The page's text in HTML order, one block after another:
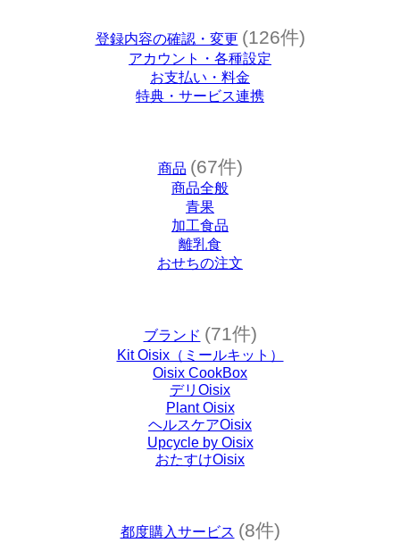
登録内容の確認・変更 (126件)
アカウント・各種設定
お支払い・料金
特典・サービス連携
商品 (67件)
商品全般
青果
加工食品
離乳食
おせちの注文
ブランド (71件)
Kit Oisix（ミールキット）
Oisix CookBox
デリOisix
Plant Oisix
ヘルスケアOisix
Upcycle by Oisix
おたすけOisix
都度購入サービス (8件)